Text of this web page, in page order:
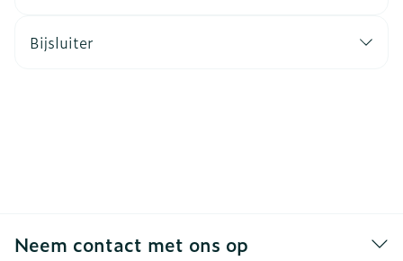
Bijsluiter
Neem contact met ons op